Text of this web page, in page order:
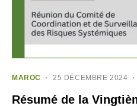
MAROC 25 DÉCEMBRE 2024
Résumé de la